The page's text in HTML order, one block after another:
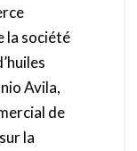
la société
Avila,
de
la